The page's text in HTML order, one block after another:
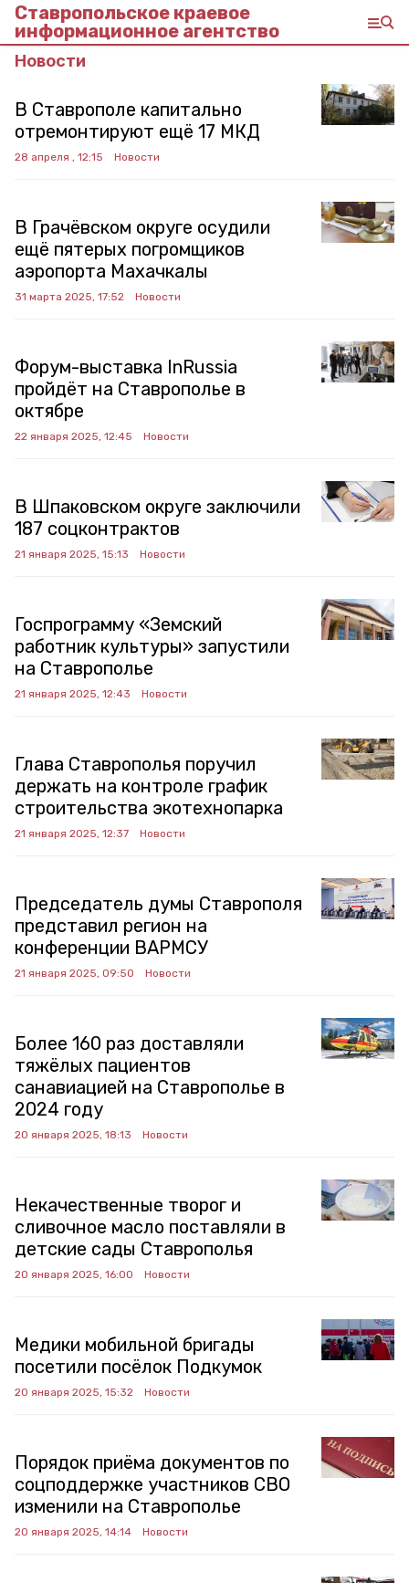
Ставропольское краевое
информационное агентство
Новости
В Ставрополе капитально
отремонтируют ещё 17 МКД
28 апреля , 12:15 Новости
В Грачёвском округе осудили
ещё пятерых погромщиков
аэропорта Махачкалы
31 марта 2025, 17:52 Новости
Форум-выставка InRussia
пройдёт на Ставрополье в
октябре
22 января 2025, 12:45 Новости
В Шпаковском округе заключили
187 соцконтрактов
21 января 2025, 15:13 Новости
Госпрограмму «Земский
работник культуры» запустили
на Ставрополье
21 января 2025, 12:43 Новости
Глава Ставрополья поручил
держать на контроле график
строительства экотехнопарка
21 января 2025, 12:37 Новости
Председатель думы Ставрополя
представил регион на
конференции ВАРМСУ
21 января 2025, 09:50 Новости
Более 160 раз доставляли
тяжёлых пациентов
санавиацией на Ставрополье в
2024 году
20 января 2025, 18:13 Новости
Некачественные творог и
сливочное масло поставляли в
детские сады Ставрополья
20 января 2025, 16:00 Новости
Медики мобильной бригады
посетили посёлок Подкумок
20 января 2025, 15:32 Новости
Порядок приёма документов по
соцподдержке участников СВО
изменили на Ставрополье
20 января 2025, 14:14 Новости